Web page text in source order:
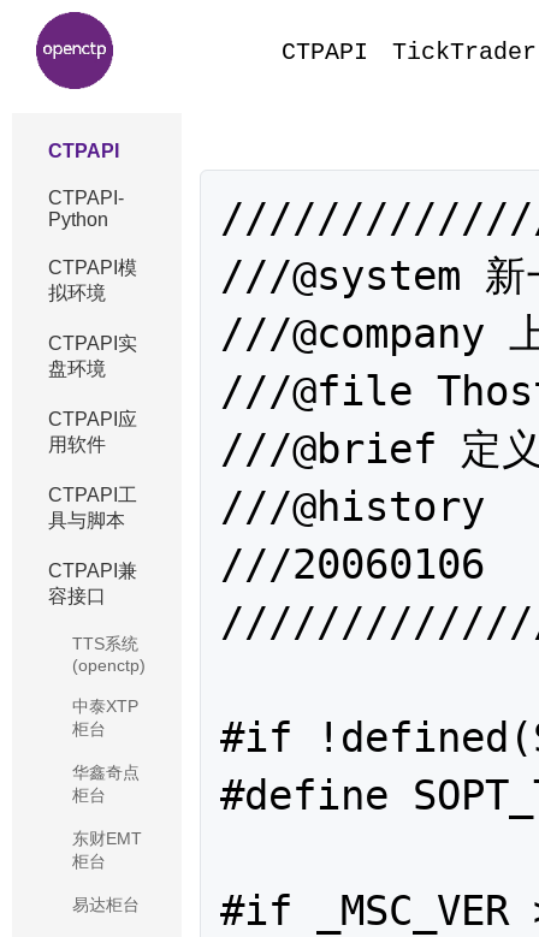
CTPAPI TickTrader
CTPAPI
CTPAPI-
Python
CTPAPI模
拟环境
CTPAPI实
盘环境
CTPAPI应
用软件
CTPAPI工
具与脚本
CTPAPI兼
容接口
TTS系统
(openctp)
中泰XTP
柜台
华鑫奇点
柜台
东财EMT
柜台
易达柜台
///@system 新
///@company
///@file
///@brief 定义
///@history
///20060106	赵鸿昊		创建该文件
#if
#define
#if _MSC_VER